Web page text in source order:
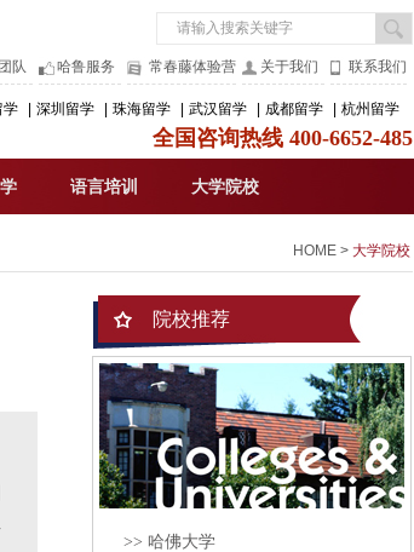
队 哈鲁服务 常春藤体验营 关于我们 联系我们
学 深圳留学 珠海留学 武汉留学 成都留学 杭州留学
全国咨询热线 400-6652-485
语言培训 大学院校
HOME > 大学院校
院校推荐
>> 哈佛大学